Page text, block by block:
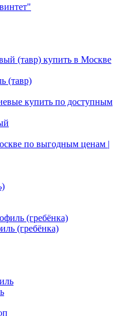
(тавр)
(гребёнка)